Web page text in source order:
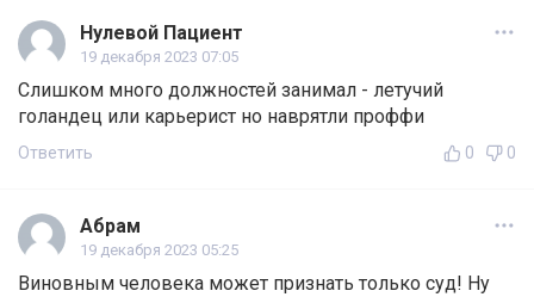
Нулевой Пациент
19 декабря 2023 07:05
Слишком много должностей занимал - летучий
голандец или карьерист но наврятли проффи
Ответить 0 0
Абрам
19 декабря 2023 05:25
Виновным человека может признать только суд! Ну